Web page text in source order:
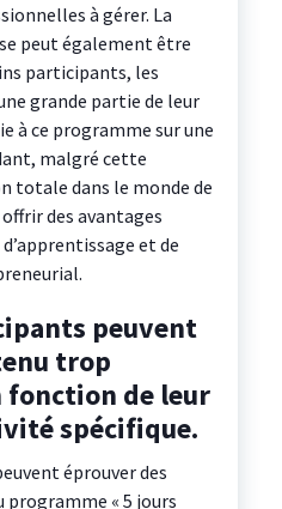
à gérer. La
peut également être
participants, les
grande partie de leur
à ce programme sur une
malgré cette
totale dans le monde de
des avantages
et de
peuvent
trop
fonction de leur
spécifique.
éprouver des
programme « 5 jours